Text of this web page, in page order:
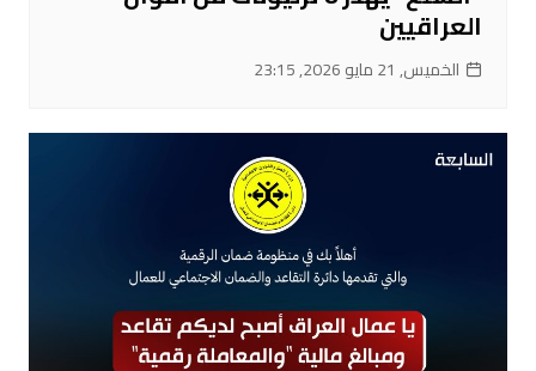
العراقيين
الخميس, 21 مايو 2026, 23:15